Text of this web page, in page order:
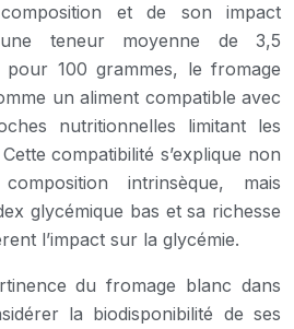
et de son impact
teneur moyenne de 3,5
pour 100 grammes, le fromage
un aliment compatible avec
nutritionnelles limitant les
compatibilité s’explique non
intrinsèque, mais
glycémique bas et sa richesse
l’impact sur la glycémie.
du fromage blanc dans
la biodisponibilité de ses